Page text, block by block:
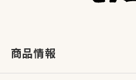
商品情報